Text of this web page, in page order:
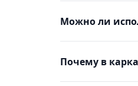
Можно ли
Почему в